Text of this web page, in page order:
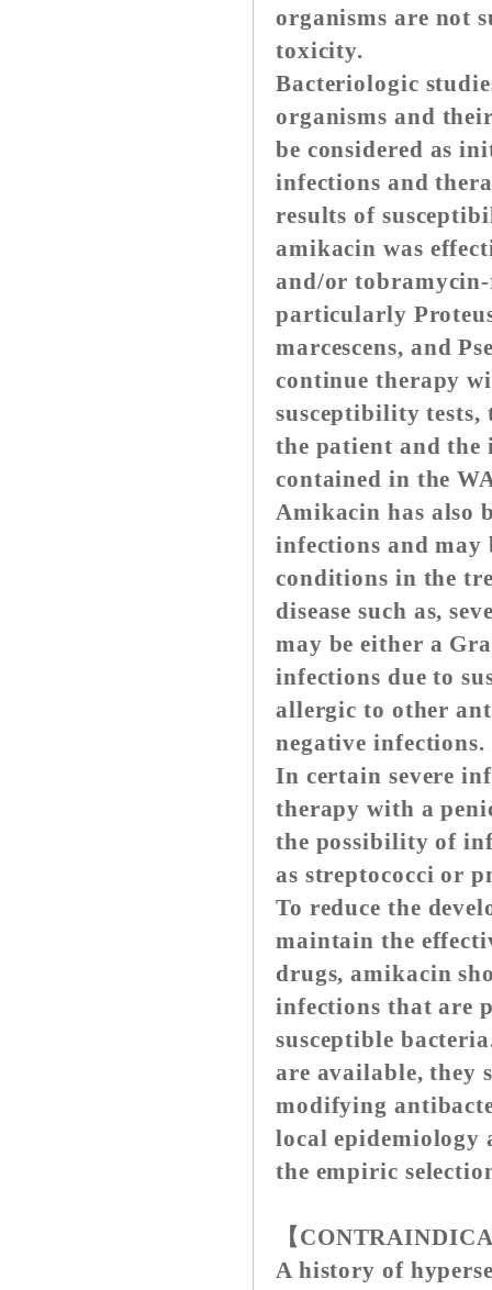
organisms are not
toxicity.
Bacteriologic
organisms and
be considered as
infections and
results of
amikacin was
and/or
particularly
marcescens, and
continue therapy
susceptibility tests,
the patient and
contained in the
Amikacin has also
infections and may
conditions in the
disease such as,
may be either a
infections due to
allergic to other
negative infections.
In certain severe
therapy with a
the possibility of
as streptococci or
To reduce the
maintain the
drugs, amikacin
infections that are
susceptible
are available, they
modifying
local epidemiology
the empiric
【
A history of